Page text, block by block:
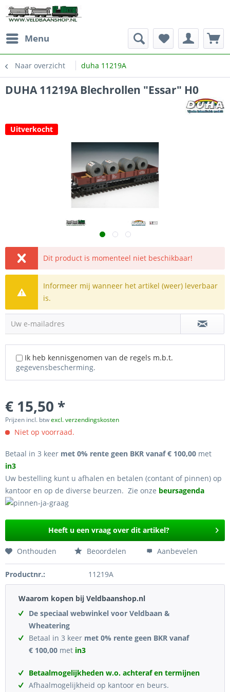
Menu
Naar overzicht duha 11219A
DUHA 11219A Blechrollen "Essar" H0
Uitverkocht
Dit product is momenteel niet beschikbaar!
Informeer mij wanneer het artikel (weer) leverbaar
is.
Uw e-mailadres
Ik heb kennisgenomen van de regels m.b.t.
gegevensbescherming.
€ 15,50 *
Prijzen incl. btwexcl. verzendingskosten
Niet op voorraad.
Betaal in 3 keer met 0% rente geen BKR vanaf € 100,00 met
in3
Uw bestelling kunt u afhalen en betalen (contant of pinnen) op
kantoor en op de diverse beurzen. Zie onze beursagenda
Heeft u een vraag over dit artikel?
Onthouden Beoordelen Aanbevelen
Productnr.: 11219A
Waarom kopen bij Veldbaanshop.nl
De speciaal webwinkel voor Veldbaan &
Wheatering
Betaal in 3 keer met 0% rente geen BKR vanaf
€ 100,00 met in3
Betaalmogelijkheden w.o. achteraf en termijnen
Afhaalmogelijkheid op kantoor en beurs.